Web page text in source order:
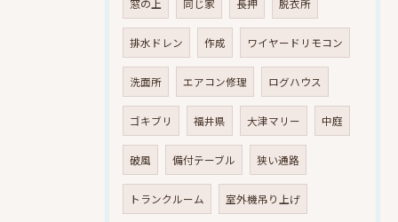
窓の上 同じ家 長押 脱衣所
排水ドレン 作成 ワイヤードリモコン
洗面所 エアコン修理 ログハウス
ゴキブリ 福井県 大津マリー 中庭
破風 備付テーブル 狭い通路
トランクルーム 室外機吊り上げ